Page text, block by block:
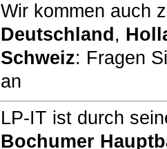
Wir kommen auch
Deutschland ,
Schweiz: Fragen
an
LP-IT ist durch
Bochumer